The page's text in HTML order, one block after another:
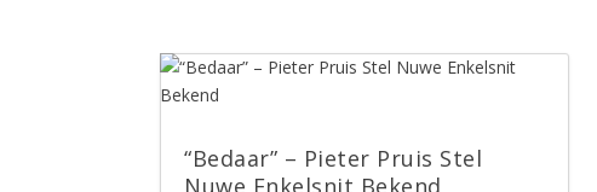
“Bedaar” – Pieter Pruis Stel
Nuwe Enkelsnit Bekend